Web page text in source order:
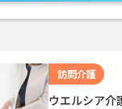
訪問介護
ウエルシア介